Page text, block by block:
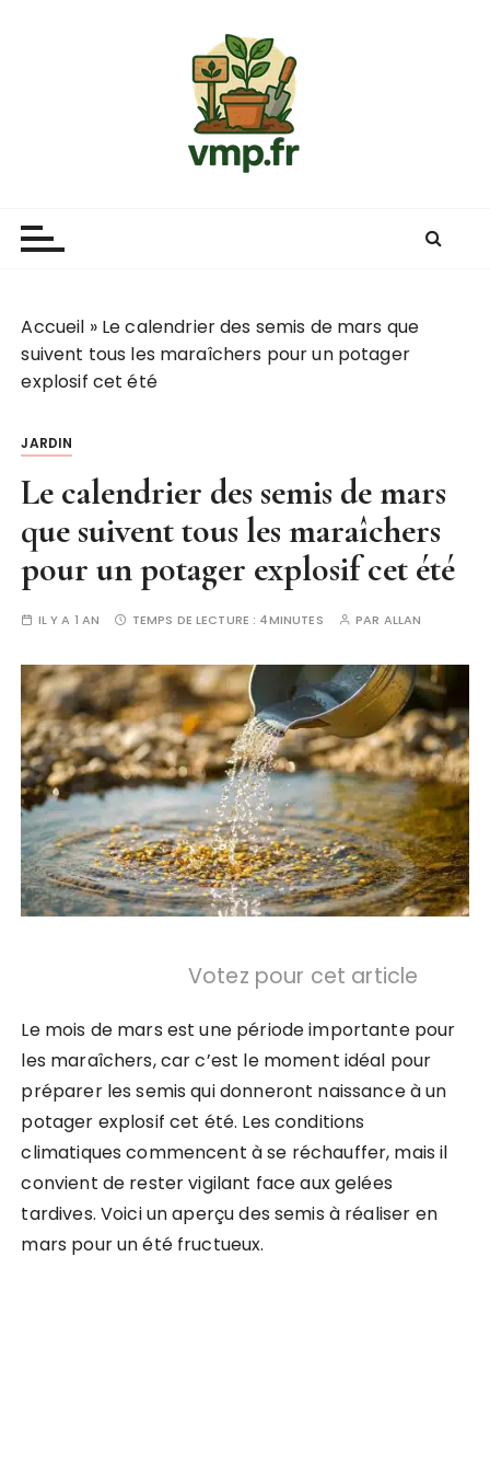
Accueil » Le calendrier des semis de mars que
suivent tous les maraîchers pour un potager
explosif cet été
JARDIN
Le calendrier des semis de mars
que suivent tous les maraîchers
pour un potager explosif cet été
IL Y A 1 AN TEMPS DE LECTURE : 4MINUTES PAR ALLAN
Votez pour cet article
Le mois de mars est une période importante pour
les maraîchers, car c’est le moment idéal pour
préparer les semis qui donneront naissance à un
potager explosif cet été. Les conditions
climatiques commencent à se réchauffer, mais il
convient de rester vigilant face aux gelées
tardives. Voici un aperçu des semis à réaliser en
mars pour un été fructueux.